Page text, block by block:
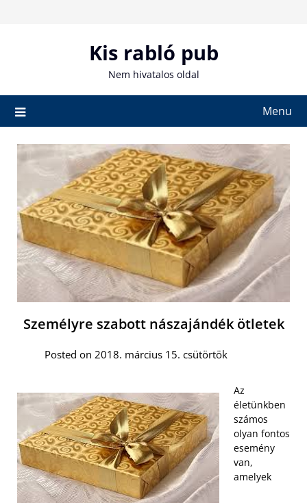
Kis rabló pub
Nem hivatalos oldal
Menu
Személyre szabott nászajándék ötletek
Posted on 2018. március 15. csütörtök
Az
életünkben
számos
olyan fontos
esemény
van,
amelyek